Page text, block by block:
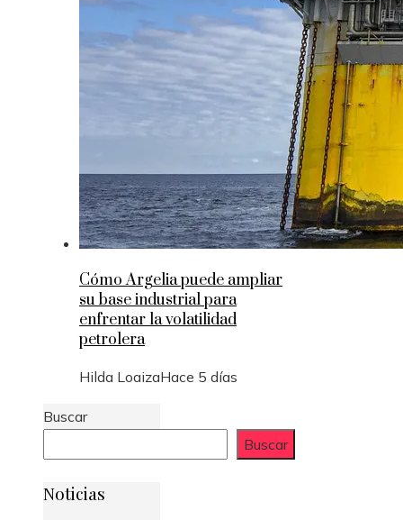
Cómo Argelia puede ampliar
su base industrial para
enfrentar la volatilidad
petrolera
Hilda LoaizaHace 5 días
Buscar
Buscar
Noticias